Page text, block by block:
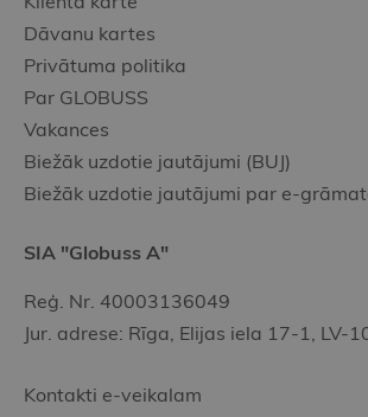
Dāvanu kartes
Privātuma politika
Par GLOBUSS
Vakances
Biežāk uzdotie jautājumi (BUJ)
Biežāk uzdotie jautājumi par e-
SIA "Globuss A"
Reģ. Nr. 40003136049
Jur. adrese: Rīga, Elijas iela 17-1, LV-
Kontakti e-veikalam